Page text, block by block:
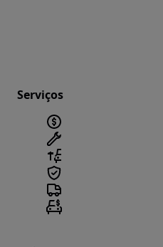
Serviços